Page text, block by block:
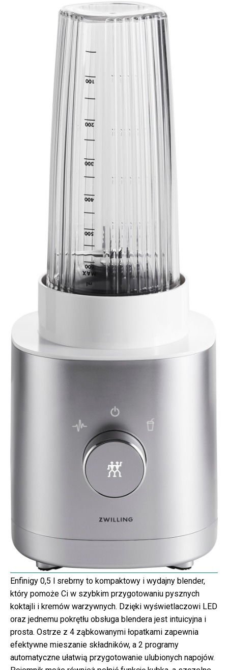
Enfinigy 0,5 l srebrny to kompaktowy i wydajny blender,
który pomoże Ci w szybkim przygotowaniu pysznych
koktajli i kremów warzywnych. Dzięki wyświetlaczowi LED
oraz jednemu pokrętłu obsługa blendera jest intuicyjna i
prosta. Ostrze z 4 ząbkowanymi łopatkami zapewnia
efektywne mieszanie składników, a 2 programy
automatyczne ułatwią przygotowanie ulubionych napojów.